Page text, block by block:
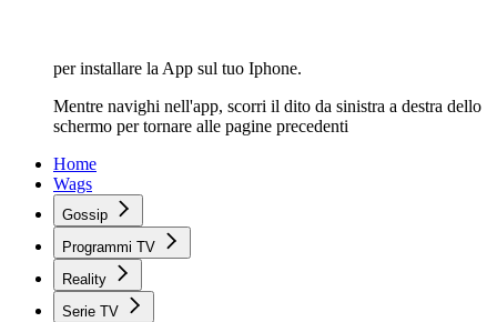
per installare la App sul tuo Iphone.
Mentre navighi nell'app, scorri il dito da sinistra a destra dello
schermo per tornare alle pagine precedenti
Home
Wags
Gossip
Programmi TV
Reality
Serie TV